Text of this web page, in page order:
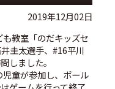
2019年12月02日
教室「のだキッズセ
圭太選手、#16平川
しました。
童が参加し、ボール